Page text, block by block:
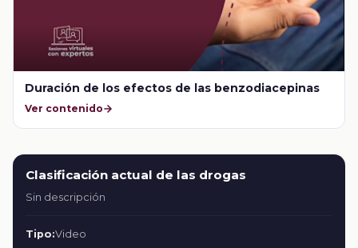
Duración de los efectos de las benzodiacepinas
Ver contenido
Clasificación actual de las drogas
Sin descripción
Tipo:Video